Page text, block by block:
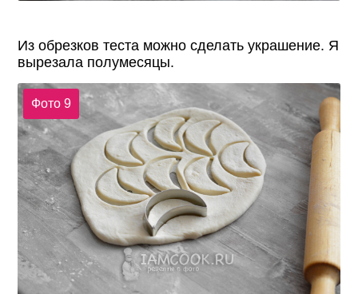
Из обрезков теста можно сделать украшение. Я
вырезала полумесяцы.
Фото 9